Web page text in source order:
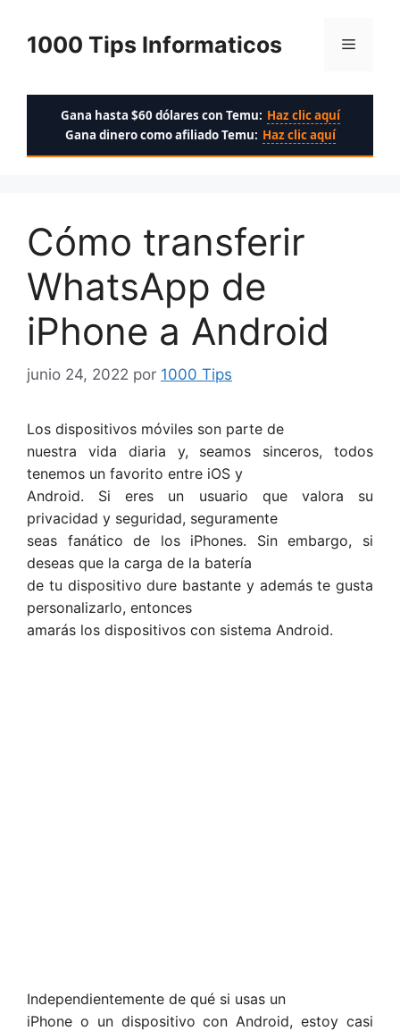
contenido
1000 Tips Informaticos Menú
Gana hasta $60 dólares con Temu: Haz clic aquí
Gana dinero como afiliado Temu: Haz clic aquí
Cómo transferir
WhatsApp de
iPhone a Android
junio 24, 2022 por 1000 Tips
Los dispositivos móviles son parte de
nuestra vida diaria y, seamos sinceros, todos
tenemos un favorito entre iOS y
Android. Si eres un usuario que valora su
privacidad y seguridad, seguramente
seas fanático de los iPhones. Sin embargo, si
deseas que la carga de la batería
de tu dispositivo dure bastante y además te gusta
personalizarlo, entonces
amarás los dispositivos con sistema Android.
Independientemente de qué si usas un
iPhone o un dispositivo con Android, estoy casi